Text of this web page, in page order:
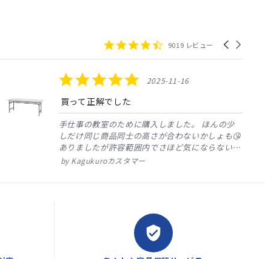
Carousel
4.49019 レビュー
5.0
star
2025-11-16
買って正解でした
手仕事の教室のために購入しました。 ほんの少
しだけ同じ商品同士の高さが合わないかしょも😘
ありましたが許容範囲内でさほど気にならない程
度でサイズも丁度よく、セッティングも問題なく
Kagukuroカスタマー
verified_user